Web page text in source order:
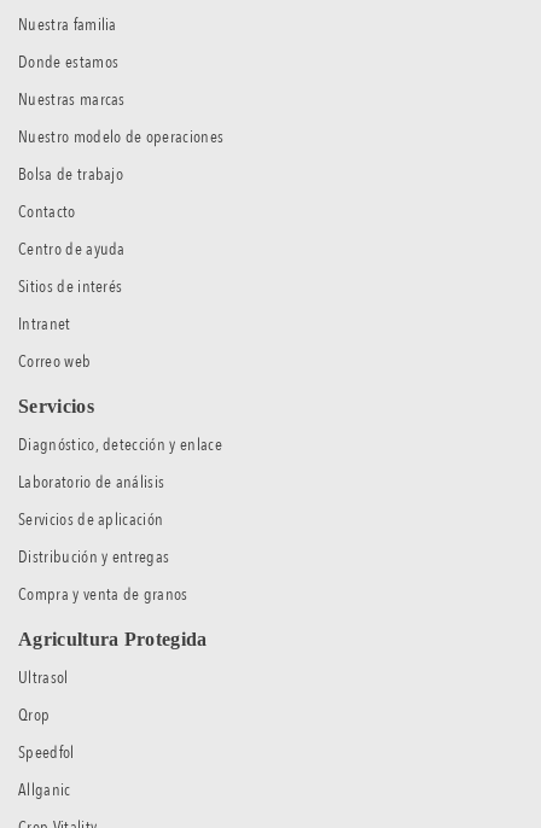
Nuestra familia
Donde estamos
Nuestras marcas
Nuestro modelo de operaciones
Bolsa de trabajo
Contacto
Centro de ayuda
Sitios de interés
Intranet
Correo web
Servicios
Diagnóstico, detección y enlace
Laboratorio de análisis
Servicios de aplicación
Distribución y entregas
Compra y venta de granos
Agricultura Protegida
Ultrasol
Qrop
Speedfol
Allganic